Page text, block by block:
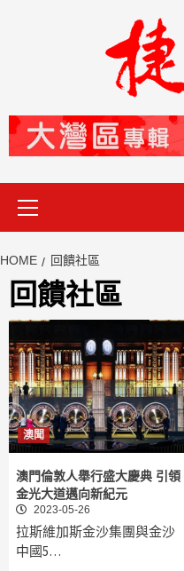
HOME 回饋社區
回饋社區
澳聞
澳門倫敦人舉行盛大慶典 引領
金光大道邁向新紀元
2023-05-26
拉斯維加斯金沙集團與金沙
中國5…